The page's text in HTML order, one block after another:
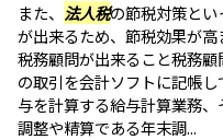
また、 法人税の節税対策とい
が出来るため、節税効果が
税務顧問が出来ること税務
の取引を会計ソフトに記帳
与を計算する給与計算業務
調整や精算である年末調...